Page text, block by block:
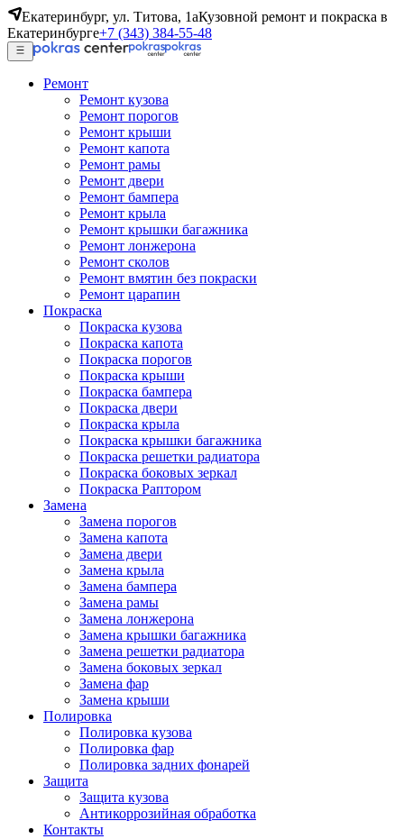
Екатеринбург, ул. Титова, 1аКузовной ремонт и покраска в
Екатеринбурге+7 (343) 384-55-48
Ремонт
Ремонт кузова
Ремонт порогов
Ремонт крыши
Ремонт капота
Ремонт рамы
Ремонт двери
Ремонт бампера
Ремонт крыла
Ремонт крышки багажника
Ремонт лонжерона
Ремонт сколов
Ремонт вмятин без покраски
Ремонт царапин
Покраска
Покраска кузова
Покраска капота
Покраска порогов
Покраска крыши
Покраска бампера
Покраска двери
Покраска крыла
Покраска крышки багажника
Покраска решетки радиатора
Покраска боковых зеркал
Покраска Раптором
Замена
Замена порогов
Замена капота
Замена двери
Замена крыла
Замена бампера
Замена рамы
Замена лонжерона
Замена крышки багажника
Замена решетки радиатора
Замена боковых зеркал
Замена фар
Замена крыши
Полировка
Полировка кузова
Полировка фар
Полировка задних фонарей
Защита
Защита кузова
Антикоррозийная обработка
Контакты